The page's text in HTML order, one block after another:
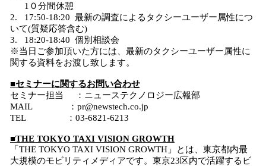
1０分間休憩
2. 17:50-18:20 最新の調査によるタクシーユーザー属性につ
いて(質疑応答含む)
3. 18:20-18:40 個別相談会
※当日ご参加頂いた方には、最新のタクシーユーザー属性に
関する資料をお渡し致します。
■セミナーに関するお問い合わせ
セミナー担当 ：ニューステクノロジー広報部
MAIL ：pr@newstech.co.jp
TEL ：03-6821-6213
■THE TOKYO TAXI VISION GROWTH
「THE TOKYO TAXI VISION GROWTH」とは、東京都内最
大規模のモビリティメディアです。東京23区内で活躍するビ